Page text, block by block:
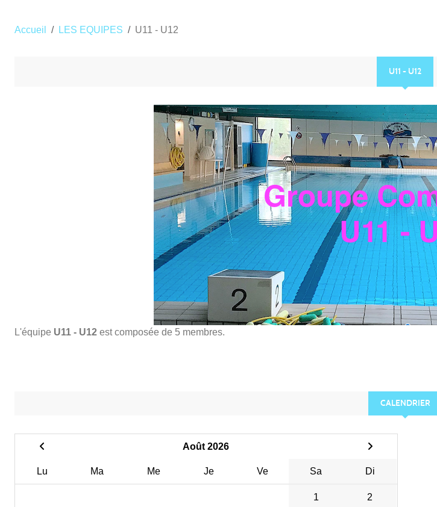
Accueil LES EQUIPES U11 - U12
U11 - U12
L'équipe U11 - U12 est composée de 5 membres.
CALENDRIER
Août 2026
Lu Ma Me Je Ve Sa Di
1 2